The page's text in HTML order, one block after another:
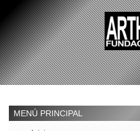
MENÚ PRINCIPAL